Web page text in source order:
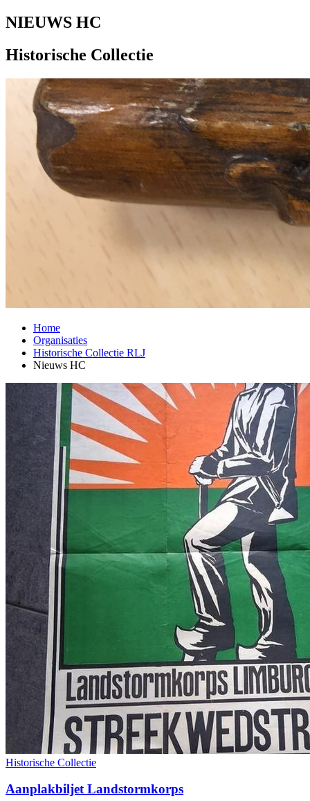
NIEUWS HC
Historische Collectie
Home
Organisaties
Historische Collectie RLJ
Nieuws HC
Historische Collectie
Aanplakbiljet Landstormkorps